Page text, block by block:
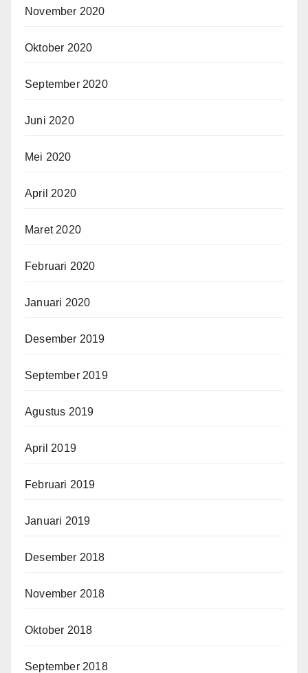
November 2020
Oktober 2020
September 2020
Juni 2020
Mei 2020
April 2020
Maret 2020
Februari 2020
Januari 2020
Desember 2019
September 2019
Agustus 2019
April 2019
Februari 2019
Januari 2019
Desember 2018
November 2018
Oktober 2018
September 2018